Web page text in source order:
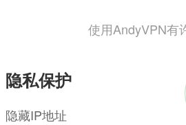
使用AndyVPN有
隐私保护
隐藏IP地址